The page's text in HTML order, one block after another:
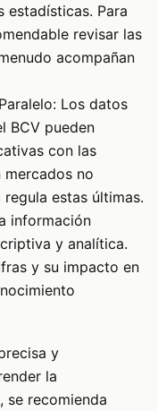
estadísticas. Para
revisar las
acompañan
Los datos
BCV pueden
con las
no
estas últimas.
información
y analítica.
y su impacto en
y
la
se recomienda